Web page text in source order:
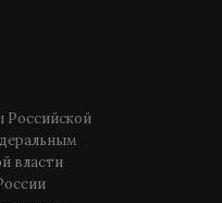
Российской
власти